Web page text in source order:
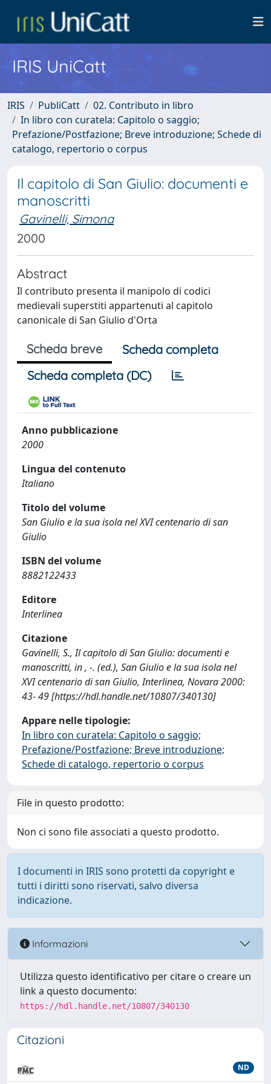
IRIS UniCatt
IRIS PubliCatt
02. Contributo in libro
In libro con curatela: Capitolo o saggio;
Prefazione/Postfazione; Breve introduzione; Schede di
catalogo, repertorio o corpus
Il capitolo di San Giulio: documenti e
manoscritti
Gavinelli, Simona
2000
Abstract
Il contributo presenta il manipolo di codici
medievali superstiti appartenuti al capitolo
canonicale di San Giulio d'Orta
Scheda breve
Scheda completa
Scheda completa (DC)
Anno pubblicazione
2000
Lingua del contenuto
Italiano
Titolo del volume
San Giulio e la sua isola nel XVI centenario di san
Giulio
ISBN del volume
8882122433
Editore
Interlinea
Citazione
Gavinelli, S., Il capitolo di San Giulio: documenti e
manoscritti, in , -. (ed.), San Giulio e la sua isola nel
XVI centenario di san Giulio, Interlinea, Novara 2000:
43- 49 [https://hdl.handle.net/10807/340130]
Appare nelle tipologie:
In libro con curatela: Capitolo o saggio;
Prefazione/Postfazione; Breve introduzione;
Schede di catalogo, repertorio o corpus
File in questo prodotto:
Non ci sono file associati a questo prodotto.
I documenti in IRIS sono protetti da copyright e
tutti i diritti sono riservati, salvo diversa
indicazione.
Informazioni
Utilizza questo identificativo per citare o creare un
link a questo documento:
https://hdl.handle.net/10807/340130
Citazioni
ND